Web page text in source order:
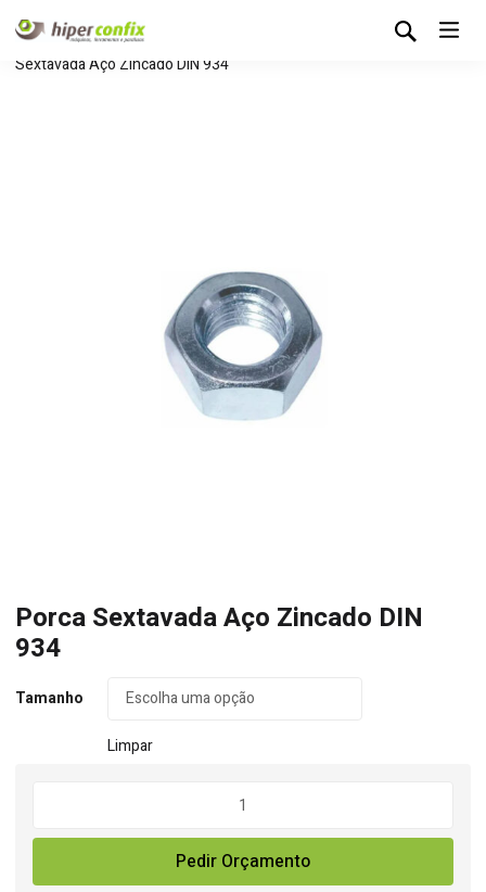
Início Loja Hipertintas
Porca
Sextavada Aço Zincado DIN 934
Porca Sextavada Aço Zincado DIN
934
Tamanho
Limpar
Porca
Aço
Pedir Orçamento